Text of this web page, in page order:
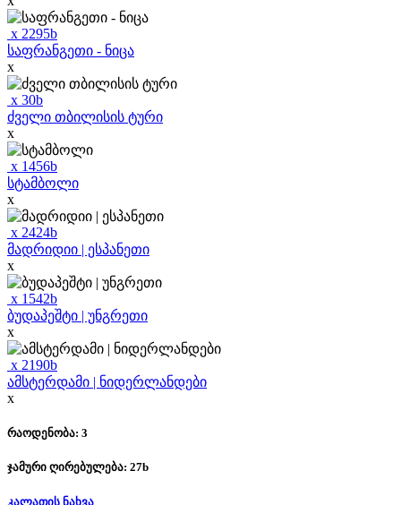
x 2295b
საფრანგეთი - ნიცა
x
x 30b
ძველი თბილისის ტური
x
x 1456b
სტამბოლი
x
x 2424b
მადრიდიი | ესპანეთი
x
x 1542b
ბუდაპეშტი | უნგრეთი
x
x 2190b
ამსტერდამი | ნიდერლანდები
x
რაოდენობა: 3
ჯამური ღირებულება: 27b
კალათის ნახვა